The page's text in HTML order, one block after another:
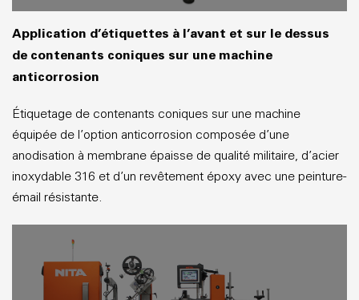
Application d’étiquettes à l’avant et sur le dessus
de contenants coniques sur une machine
anticorrosion
Étiquetage de contenants coniques sur une machine
équipée de l’option anticorrosion composée d’une
anodisation à membrane épaisse de qualité militaire, d’acier
inoxydable 316 et d’un revêtement époxy avec une peinture-
émail résistante.